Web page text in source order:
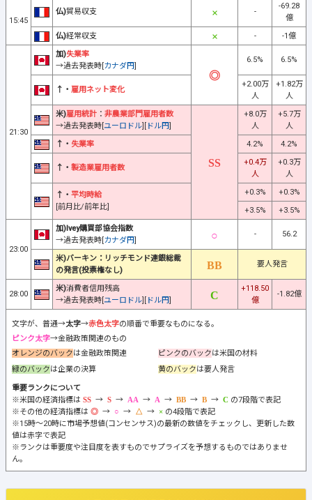
15:45
仏)貿易収支 -
-69.28
億
仏)経常収支 - -1億
21:30
加)失業率
→過去発表時[カナダ円]
6.5% 6.5%
↑・ 雇用ネット変化
+2.00万
人
+1.82万
人
米)雇用統計 ： 非農業部門雇用者数
→過去発表時[ユーロドル][ ドル円]
+8.0万
人
+5.7万
人
↑・ 失業率 4.2% 4.2%
↑・ 製造業雇用者数
+0.4万
人
+0.3万
人
↑・ 平均時給
[前月比/前年比]
+0.3%
+0.3%
+3.5%
+3.5%
23:00
加)Ivey購買部協会指数
→過去発表時[カナダ円]
- 56.2
米)バーキン：リッチモンド連銀総裁
の発言(投票権なし)
要人発言
28:00
米)消費者信用残高
→過去発表時[ユーロドル][ ドル円]
+118.50
億
-1.82億
文字が、普通→太字→赤色太字の順番で重要なものになる。
ピンク太字→金融政策関連のもの
オレンジのバックは金融政策関連 ピンクのバックは米国の材料
緑のバックは企業の決算 黄のバックは要人発言
重要ランクについて
※米国の経済指標は
→ → → → → →
の7段階で表記
※その他の経済指標は
→ → →
の4段階で表記
※15時～20時に市場予想値(コンセンサス)の最新の数値をチェックし、更新した数
値は赤字で表記
※ランクは重要度や注目度を表すものでサプライズを予想するものではありませ
ん。